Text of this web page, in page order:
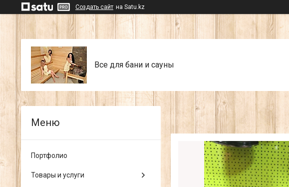
Создать сайт на Satu.kz
Все для бани и сауны
Портфолио
Товары и услуги